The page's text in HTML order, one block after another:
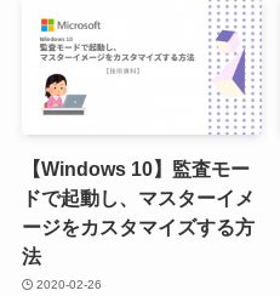
【Windows 10】監査モー
ドで起動し、マスターイメ
ージをカスタマイズする方
法
2020-02-26